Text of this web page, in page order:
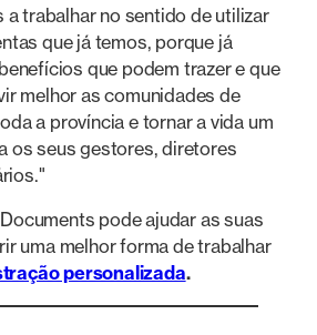
a trabalhar no sentido de utilizar
que já temos, porque já
que podem trazer e que
melhor as comunidades de
a província e tornar a vida um
os seus gestores, diretores
pode ajudar as suas
uma melhor forma de trabalhar
personalizada.